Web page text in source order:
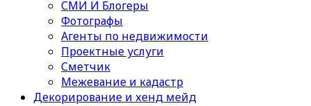
СМИ И Блогеры
Фотографы
Агенты по недвижимости
Проектные услуги
Сметчик
Межевание и кадастр
Декорирование и хенд мейд